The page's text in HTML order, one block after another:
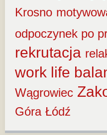
Krosno
odpoczynek po
rekrutacja
work life
Wągrowiec
Góra Łódź